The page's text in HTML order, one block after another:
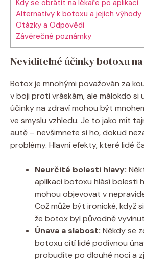
Kdy se obrátit na lékaře po aplikaci
Alternativy k botoxu a jejich výhody
Otázky a Odpovědi
Závěrečné poznámky
Neviditelné účinky botoxu
Botox je mnohými považován za
v boji proti vráskám, ale málokdo si
účinky na zdraví mohou být
ve smyslu vzhledu. Je to jako mít
autě – nevšimnete si ho, dokud
problémy. Hlavní efekty, které lidé
Neurčité bolesti hlavy:
aplikaci botoxu hlásí bolesti
mohou objevovat v
Což může být ironické, když
že botox byl původně
Únava a slabost: Někdy se
botoxu cítí lidé podivnou
probudíte po dlouhé noci a